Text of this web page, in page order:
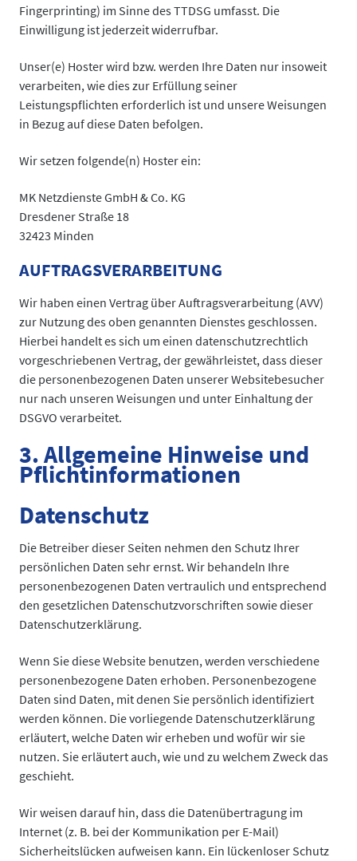
Fingerprinting) im Sinne des TTDSG umfasst. Die
Einwilligung ist jederzeit widerrufbar.
Unser(e) Hoster wird bzw. werden Ihre Daten nur insoweit
verarbeiten, wie dies zur Erfüllung seiner
Leistungspflichten erforderlich ist und unsere Weisungen
in Bezug auf diese Daten befolgen.
Wir setzen folgende(n) Hoster ein:
MK Netzdienste GmbH & Co. KG
Dresdener Straße 18
32423 Minden
AUFTRAGSVERARBEITUNG
Wir haben einen Vertrag über Auftragsverarbeitung (AVV)
zur Nutzung des oben genannten Dienstes geschlossen.
Hierbei handelt es sich um einen datenschutzrechtlich
vorgeschriebenen Vertrag, der gewährleistet, dass dieser
die personenbezogenen Daten unserer Websitebesucher
nur nach unseren Weisungen und unter Einhaltung der
DSGVO verarbeitet.
3. Allgemeine Hinweise und
Pflicht­informationen
Datenschutz
Die Betreiber dieser Seiten nehmen den Schutz Ihrer
persönlichen Daten sehr ernst. Wir behandeln Ihre
personenbezogenen Daten vertraulich und entsprechend
den gesetzlichen Datenschutzvorschriften sowie dieser
Datenschutzerklärung.
Wenn Sie diese Website benutzen, werden verschiedene
personenbezogene Daten erhoben. Personenbezogene
Daten sind Daten, mit denen Sie persönlich identifiziert
werden können. Die vorliegende Datenschutzerklärung
erläutert, welche Daten wir erheben und wofür wir sie
nutzen. Sie erläutert auch, wie und zu welchem Zweck das
geschieht.
Wir weisen darauf hin, dass die Datenübertragung im
Internet (z. B. bei der Kommunikation per E-Mail)
Sicherheitslücken aufweisen kann. Ein lückenloser Schutz